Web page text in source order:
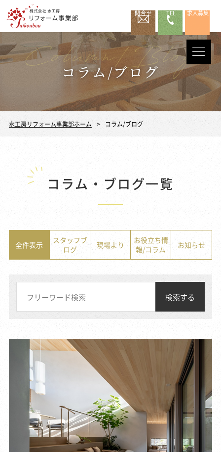
問合せ TEL 求人募集
コラム/ブログ
水工房リフォーム事業部ホーム コラム/ブログ
コラム・ブログ一覧
全件表示
スタッフブ
ログ
現場より
お役立ち情
報/コラム
お知らせ
検索する